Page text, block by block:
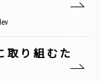
取り組むた